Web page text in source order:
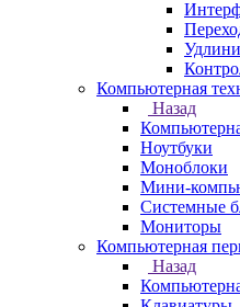
Компьютерная
Назад
Ноутбуки
Моноблоки
Мини-
Системные
Мониторы
Компьютерная
Назад